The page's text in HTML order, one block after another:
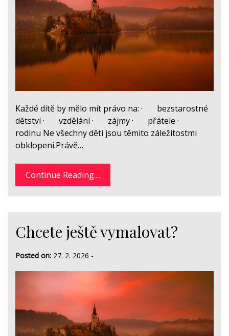
Každé dítě by mělo mít právo na: · bezstarostné
dětství · vzdělání · zájmy · přátele ·
rodinu Ne všechny děti jsou těmito záležitostmi
obklopeni.Právě…
Continue Reading....
Chcete ještě vymalovat?
Posted on: 27. 2. 2026 -